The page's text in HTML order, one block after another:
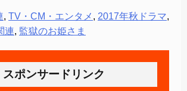
, TV・CM・エンタメ , 2017年秋ドラマ,
連, 監獄のお姫さま
スポンサードリンク